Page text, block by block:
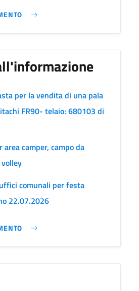
per la vendita di una pala
FR90- telaio: 680103 di
area camper, campo da
comunali per festa
22.07.2026